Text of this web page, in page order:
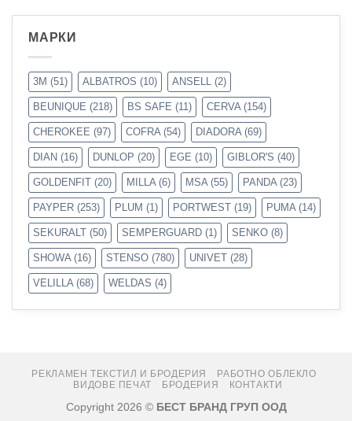
МАРКИ
3M (51) ALBATROS (10) ANSELL (2)
BEUNIQUE (218) BS SAFE (11) CERVA (154)
CHEROKEE (97) COFRA (54) DIADORA (69)
DIAN (16) DUNLOP (20) EGE (10) GIBLOR'S (40)
GOLDENFIT (20) MILLA (6) MSA (55) PANDA (23)
PAYPER (253) PLUM (1) PORTWEST (19) PUMA (14)
SEKURALT (50) SEMPERGUARD (1) SENKO (8)
SHOWA (16) STENSO (780) UNIVET (28)
VELILLA (68) WELDAS (4)
РЕКЛАМЕН ТЕКСТИЛ И БРОДЕРИЯ
РАБОТНО ОБЛЕКЛО
ВИДОВЕ ПЕЧАТ
БРОДЕРИЯ КОНТАКТИ
Copyright 2026 © БЕСТ БРАНД ГРУП ООД